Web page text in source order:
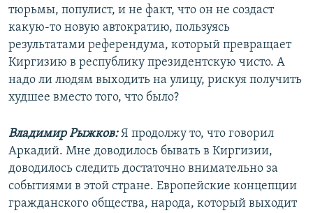
тюрьмы, популист, и не факт, что он не создаст
какую-то новую автократию, пользуясь
результатами референдума, который превращает
Киргизию в республику президентскую чисто. А
надо ли людям выходить на улицу, рискуя получить
худшее вместо того, что было?
Владимир Рыжков:Я продолжу то, что говорил
Аркадий. Мне доводилось бывать в Киргизии,
доводилось следить достаточно внимательно за
событиями в этой стране. Европейские концепции
гражданского общества, народа, который выходит